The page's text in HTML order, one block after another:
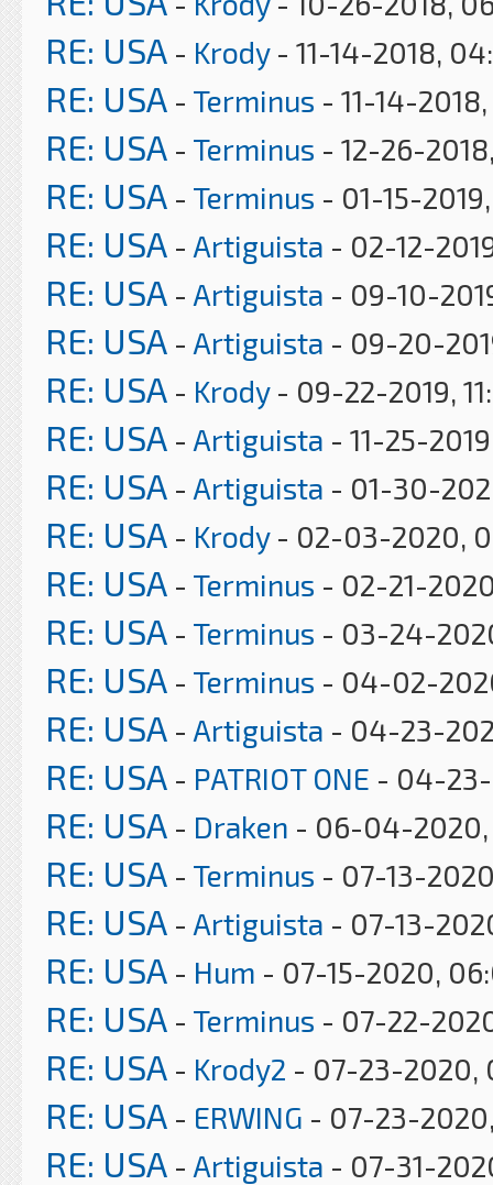
RE: USA - Krody- 11-14-2018,
RE: USA - Terminus - 11-14-
RE: USA - Terminus - 12-26-
RE: USA - Terminus - 01-15-
RE: USA - Artiguista - 02-12-
RE: USA - Artiguista - 09-10-
RE: USA - Artiguista - 09-20-
RE: USA - Krody- 09-22-2019,
RE: USA - Artiguista - 11-25-
RE: USA - Artiguista - 01-30-
RE: USA - Krody- 02-03-2020,
RE: USA - Terminus - 02-21-
RE: USA - Terminus - 03-24-
RE: USA - Terminus - 04-02-
RE: USA - Artiguista - 04-23-
RE: USA - PATRIOT ONE - 04-23-
RE: USA - Draken - 06-04-2020,
RE: USA - Terminus - 07-13-
RE: USA - Artiguista - 07-13-
RE: USA - Hum - 07-15-2020,
RE: USA - Terminus - 07-22-
RE: USA - Krody2 - 07-23-2020,
RE: USA - ERWING - 07-23-
RE: USA - Artiguista - 07-31-